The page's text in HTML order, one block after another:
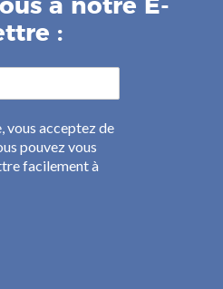
:
vous acceptez de
pouvez vous
facilement à